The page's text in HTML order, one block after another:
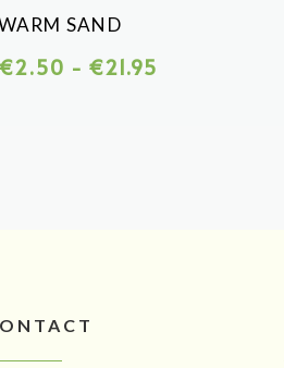
SAND
€2.50 - €21.95